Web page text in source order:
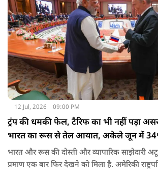
12 Jul, 2026 09:00 PM
ट्रंप की धमकी फेल, टैरिफ का भी नहीं पड़ा
भारत का रूस से तेल आयात, अकेले जून में
भारत और रूस की दोस्ती और व्यापारिक साझेदारी
प्रमाण एक बार फिर देखने को मिला है. अमेरिकी